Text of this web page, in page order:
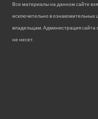
Все материалы на данном сайте
исключительно в
владельцам. Администрация сайта
не несет.